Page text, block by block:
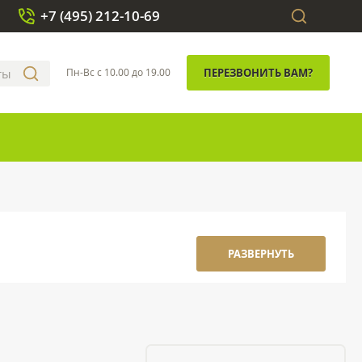
+7 (495) 212-10-69
Пн-Вс с 10.00 до 19.00 ПЕРЕЗВОНИТЬ ВАМ?
РАЗВЕРНУТЬ